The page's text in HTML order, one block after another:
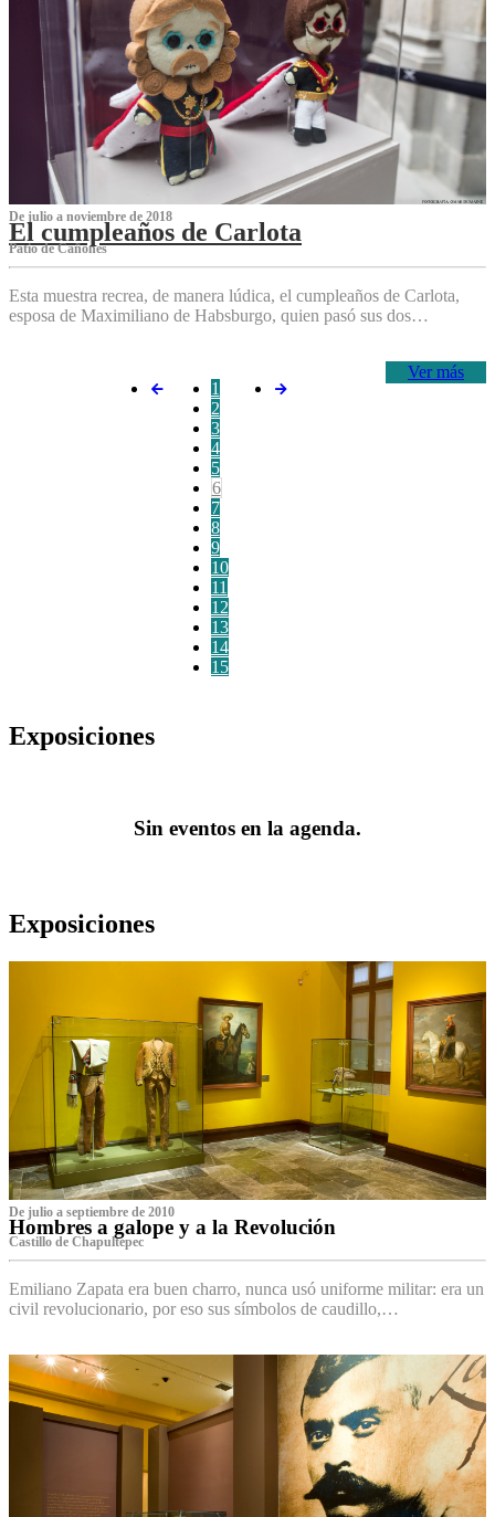
De julio a noviembre de 2018
El cumpleaños de Carlota
Patio de Cañones
Esta muestra recrea, de manera lúdica, el cumpleaños de Carlota,
esposa de Maximiliano de Habsburgo, quien pasó sus dos…
Ver más
1
2
3
4
5
6
7
8
9
10
11
12
13
14
15
Exposiciones
Sin eventos en la agenda.
Exposiciones
De julio a septiembre de 2010
Hombres a galope y a la Revolución
Castillo de Chapultepec
Emiliano Zapata era buen charro, nunca usó uniforme militar: era un
civil revolucionario, por eso sus símbolos de caudillo,…